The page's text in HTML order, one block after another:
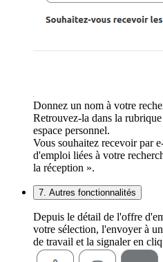
Donnez un nom à votre
Retrouvez-la dans la
espace personnel.
Vous souhaitez recevoir par
d'emploi liées à votre
la réception ».
7. Autres fonctionnalités
Depuis le détail de l'offre
votre sélection, l'envoyer à
de travail et la signaler en